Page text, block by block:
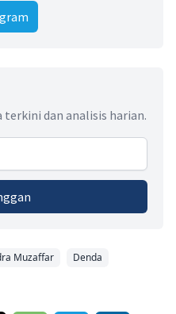
dan analisis harian.
Muzaffar
Denda